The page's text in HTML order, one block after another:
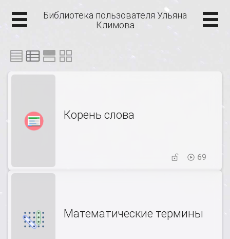
Библиотека пользователя Ульяна
Климова
Корень слова
69
Математические термины